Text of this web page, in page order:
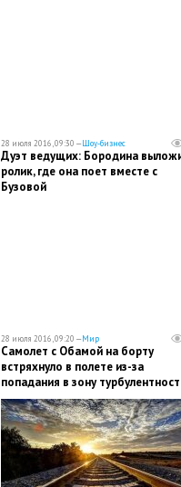
28 июля 2016, 09:30 —Шоу-бизнес
Дуэт ведущих: Бородина
ролик, где она поет вместе с
Бузовой
28 июля 2016, 09:20 —Мир
Самолет с Обамой на борту
встряхнуло в полете из-за
попадания в зону